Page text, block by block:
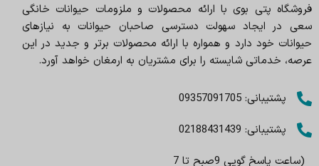
فروشگاه پتی بوی با ارائه محصولات و ملزومات حیوانات خانگی
سعی در ایجاد سهولت دسترسی صاحبان حیوانات به نیازهای
حیوانات خود دارد و همواره با ارائه محصولات برتر و جدید در این
عرصه، خدماتی شایسته را برای مشتریان به ارمغان خواهد آورد.
پشتیبانی: 09357091705
پشتیبانی: 02188431439
(ساعت پاسخ گویی 9صبح تا 7